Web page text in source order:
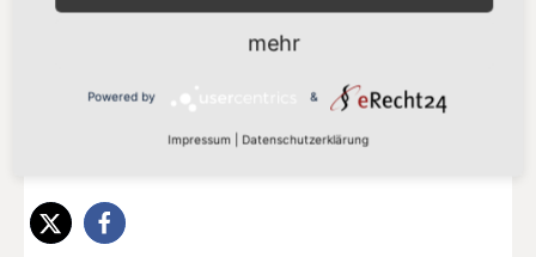
Jens Zimmermann, MdB, Sprecher Arbeitsgruppe
mehr
Powered by &
Impressum Datenschutzerklärung